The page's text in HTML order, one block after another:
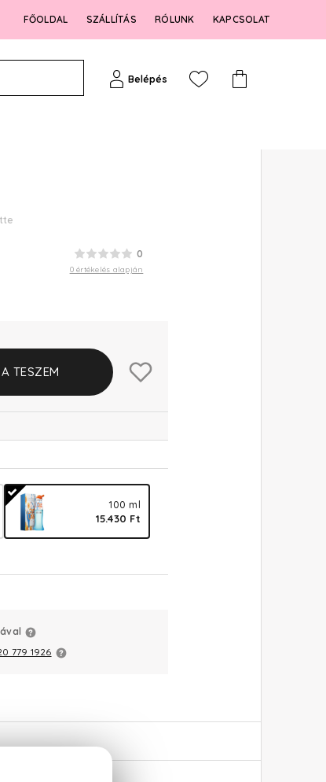
FŐOLDAL SZÁLLÍTÁS RÓLUNK KAPCSOLAT
Belépés
0
0 értékelés alapján
TESZEM
100 ml
15.430 Ft
779 1926